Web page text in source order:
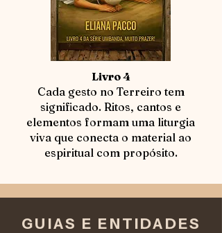
Livro 4
Cada gesto no Terreiro tem
significado. Ritos, cantos e
elementos formam uma liturgia
viva que conecta o material ao
espiritual com propósito.
GUIAS E ENTIDADES